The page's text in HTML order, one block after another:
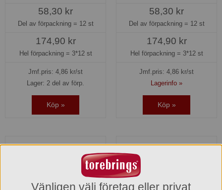
58,30 kr
Del av förpackning = 12 st
174,90 kr
Hel förpackning = 3*12 st
Jmf.pris: 4,86 kr/st
Lager: 2 del av förp.
Köp »
58,30 kr
Del av förpackning = 12 st
174,90 kr
Hel förpackning = 3*12 st
Jmf.pris: 4,86 kr/st
Lagerinfo »
Köp »
Vänligen välj företag eller privat